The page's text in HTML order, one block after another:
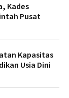
Kades
Pusat
Kapasitas
Usia Dini